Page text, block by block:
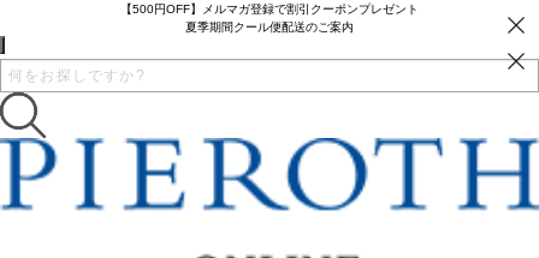
【500円OFF】メルマガ登録で割引クーポンプレゼント
夏季期間クール便配送のご案内